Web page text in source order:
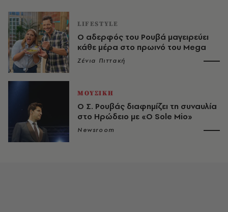
LIFESTYLE
Ο αδερφός του Ρουβά μαγειρεύει
κάθε μέρα στο πρωινό του Mega
Ζένια Πιττακή
ΜΟΥΣΙΚΗ
O Σ. Ρουβάς διαφημίζει τη συναυλία
στο Ηρώδειο με «Ο Sole Mio»
Newsroom